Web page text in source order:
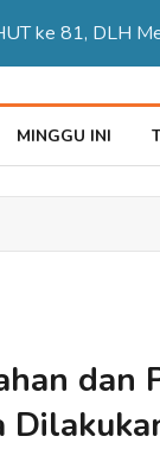
MINGGU INI
dan